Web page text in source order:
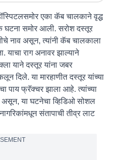
एका कॅब चालकाने वृद्ध
घटना समोर आली. सरोश दस्तूर
नाव असून, त्यांनी कॅब चालकाला
याचा राग अनावर झाल्याने
याने दस्तूर यांना जबर
दिले. या मारहाणीत दस्तूर यांच्या
पाय फ्रॅक्चर झाला आहे. त्यांच्या
असून, या घटनेचा व्हिडिओ सोशल
संतापाची तीव्र लाट